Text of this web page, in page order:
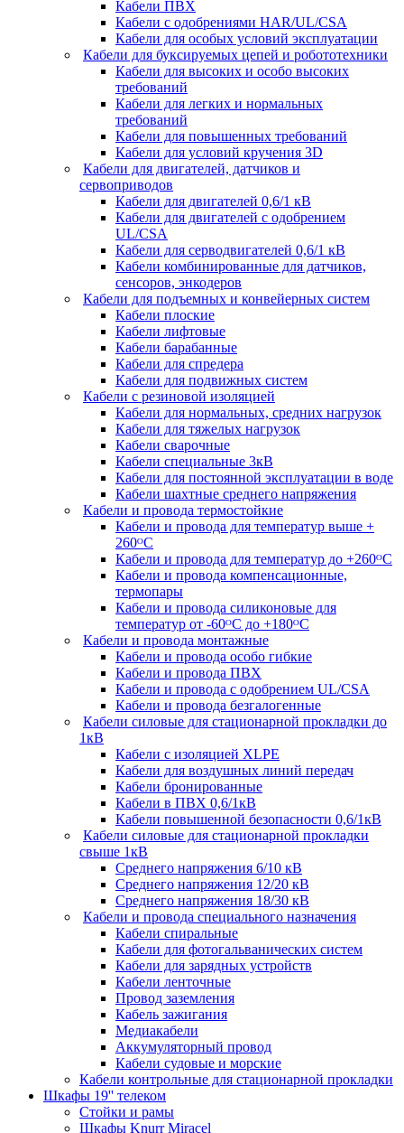
Кабели ПВХ
Кабели с одобрениями HAR/UL/CSA
Кабели для особых условий эксплуатации
Кабели для буксируемых цепей и робототехники
Кабели для высоких и особо высоких
требований
Кабели для легких и нормальных
требований
Кабели для повышенных требований
Кабели для условий кручения 3D
Кабели для двигателей, датчиков и
сервоприводов
Кабели для двигателей 0,6/1 кВ
Кабели для двигателей с одобрением
UL/CSA
Кабели для серводвигателей 0,6/1 кВ
Кабели комбинированные для датчиков,
cенсоров, энкодеров
Кабели для подъемных и конвейерных систем
Кабели плоские
Кабели лифтовые
Кабели барабанные
Кабели для спредера
Кабели для подвижных систем
Кабели с резиновой изоляцией
Кабели для нормальных, средних нагрузок
Кабели для тяжелых нагрузок
Кабели сварочные
Кабели специальные 3кВ
Кабели для постоянной эксплуатации в воде
Кабели шахтные среднего напряжения
Кабели и провода термостойкие
Кабели и провода для температур выше +
260ᴼС
Кабели и провода для температур до +260ᴼС
Кабели и провода компенсационные,
термопары
Кабели и провода силиконовые для
температур от -60ᴼC до +180ᴼС
Кабели и провода монтажные
Кабели и провода особо гибкие
Кабели и провода ПВХ
Кабели и провода с одобрением UL/CSA
Кабели и провода безгалогенные
Кабели силовые для стационарной прокладки до
1кВ
Кабели c изоляцией XLPE
Кабели для воздушных линий передач
Кабели бронированные
Кабели в ПВХ 0,6/1кВ
Кабели повышенной безопасности 0,6/1кВ
Кабели силовые для стационарной прокладки
свыше 1кВ
Среднего напряжения 6/10 кВ
Среднего напряжения 12/20 кВ
Среднего напряжения 18/30 кВ
Кабели и провода специального назначения
Кабели спиральные
Кабели для фотогальванических систем
Кабели для зарядных устройств
Кабели ленточные
Провод заземления
Кабель зажигания
Медиакабели
Аккумуляторный провод
Кабели судовые и морские
Кабели контрольные для стационарной прокладки
Шкафы 19'' телеком
Стойки и рамы
Шкафы Knurr Miracel